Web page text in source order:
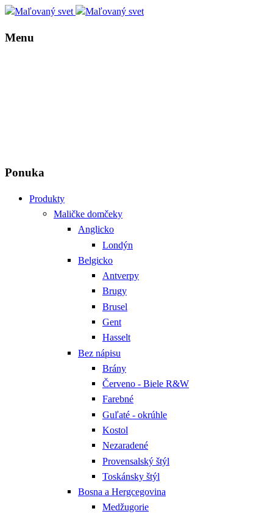
Menu
Ponuka
Produkty
Maličke domčeky
Anglicko
Londýn
Belgicko
Antverpy
Brugy
Brusel
Gent
Hasselt
Bez nápisu
Brány
Červeno - Biele R&W
Farebné
Guľaté - okrúhle
Kostol
Nezaradené
Provensalský štýl
Toskánsky štýl
Bosna a Hergcegovina
Medžugorie